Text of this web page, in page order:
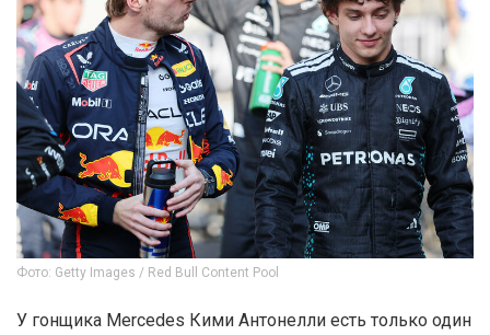
Фото: Getty Images / Red Bull Content Pool
У гонщика Mercedes Кими Антонелли есть только один